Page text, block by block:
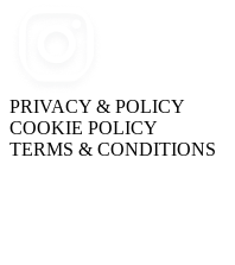
PRIVACY & POLICY
COOKIE POLICY
TERMS & CONDITIONS